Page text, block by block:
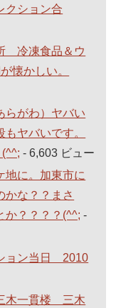
クション合
冷凍食品＆ウ
懐かしい。
らがわ）ヤバい
ヤバいです。
- 6,603 ビュー
地に。加東市に
かな？？まさ
か？？？？(^^; -
ョン当日 2010
木一貫楼 三木